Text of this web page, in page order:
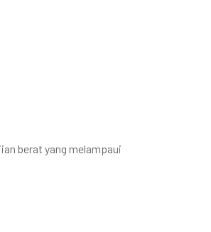
berat yang melampaui